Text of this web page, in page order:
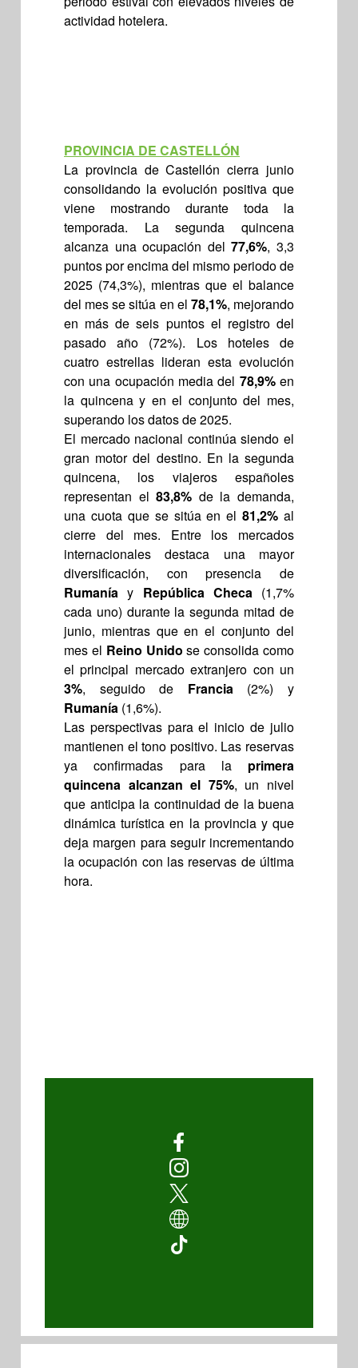
actividad hotelera.
PROVINCIA DE CASTELLÓN
La provincia de Castellón cierra junio
consolidando la evolución positiva que
viene mostrando durante toda la
temporada. La segunda quincena
alcanza una ocupación del77,6%, 3,3
puntos por encima del mismo periodo de
2025 (74,3%), mientras que el balance
del mes se sitúa en el 78,1%, mejorando
en más de seis puntos el registro del
pasado año (72%). Los hoteles de
cuatro estrellas lideran esta evolución
con una ocupación media del 78,9%en
la quincena y en el conjunto del mes,
superando los datos de 2025.
El mercado nacional continúa siendo el
gran motor del destino. En la segunda
quincena, los viajeros españoles
representan el83,8% de la demanda,
una cuota que se sitúa en el81,2% al
cierre del mes. Entre los mercados
internacionales destaca una mayor
diversificación, con presencia de
Rumanía y República Checa(1,7%
cada uno) durante la segunda mitad de
junio, mientras que en el conjunto del
mes el Reino Unido se consolida como
el principal mercado extranjero con un
3%, seguido de Francia(2%) y
Rumanía (1,6%).
Las perspectivas para el inicio de julio
mantienen el tono positivo. Las reservas
ya confirmadas para la primera
quincena alcanzan el 75%, un nivel
que anticipa la continuidad de la buena
dinámica turística en la provincia y que
deja margen para seguir incrementando
la ocupación con las reservas de última
hora.